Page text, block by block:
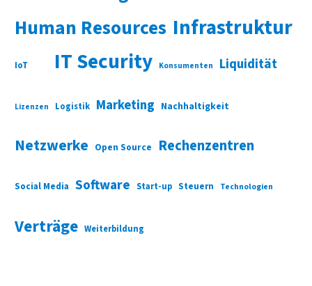
Human Resources Infrastruktur
IoT IT Security Konsumenten Liquidität
Lizenzen Logistik Marketing Nachhaltigkeit
Netzwerke Open Source Rechenzentren
Social Media Software Start-up Steuern Technologien
Verträge Weiterbildung